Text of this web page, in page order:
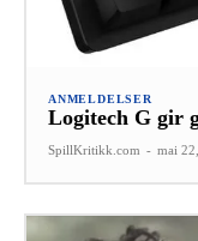
ANMELDELSER
Logitech G gir
SpillKritikk.com - mai